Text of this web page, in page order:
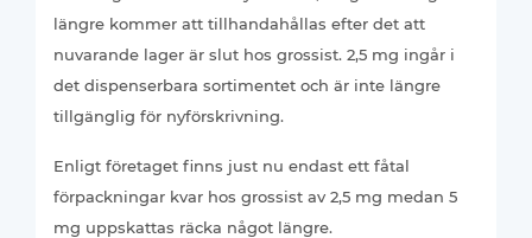
längre kommer att tillhandahållas efter det att
nuvarande lager är slut hos grossist. 2,5 mg ingår i
det dispenserbara sortimentet och är inte längre
tillgänglig för nyförskrivning.
Enligt företaget finns just nu endast ett fåtal
förpackningar kvar hos grossist av 2,5 mg medan 5
mg uppskattas räcka något längre.